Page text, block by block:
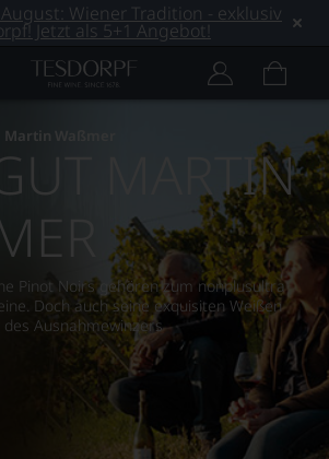
Wiener Tradition - exklusiv
Jetzt als 5+1 Angebot!
Martin Waßmer
MARTIN
Pinot Noirs gehören zum nonplusultra
Doch auch seine exquisiten Weißen
Ausnahmewinzers